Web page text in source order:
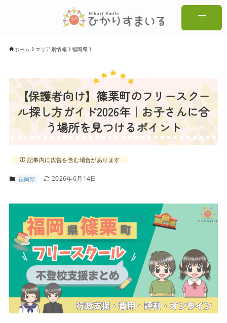
ホーム エリア別情報 福岡県
【保護者向け】篠栗町のフリースクー
ル探し方ガイド2026年｜お子さんに合
う場所を見つけるポイント
記事内に広告を含む場合があります
福岡県 2026年6月14日